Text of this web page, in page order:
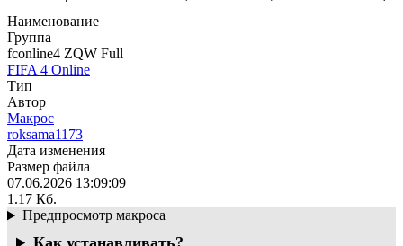
Наименование
Группа
fconline4 ZQW Full
FIFA 4 Online
Тип
Автор
Макрос
roksama1173
Дата изменения
Размер файла
07.06.2026 13:09:09
1.17 Кб.
Предпросмотр макроса